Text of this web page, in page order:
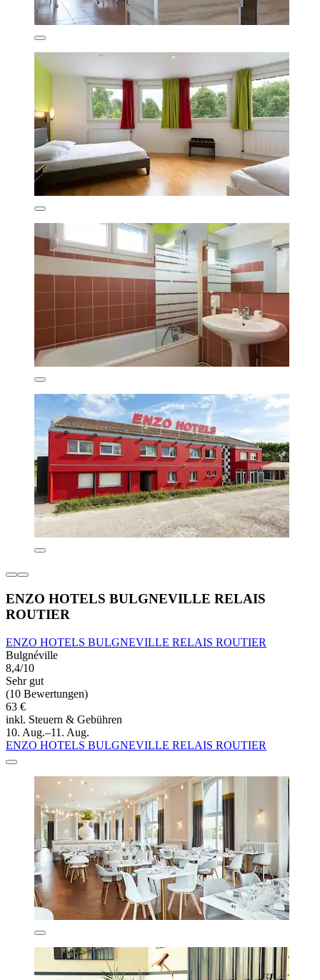
ENZO HOTELS BULGNEVILLE RELAIS
ROUTIER
ENZO HOTELS BULGNEVILLE RELAIS ROUTIER
Bulgnéville
8,4/10
Sehr gut
(10 Bewertungen)
63 €
inkl. Steuern & Gebühren
10. Aug.–11. Aug.
ENZO HOTELS BULGNEVILLE RELAIS ROUTIER